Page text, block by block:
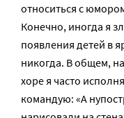
относиться с
Конечно, иногда я
появления детей в
никогда. В общем,
хоре я часто
командую: «А